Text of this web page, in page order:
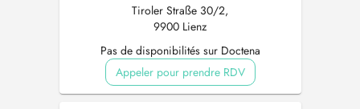
Tiroler Straße 30/2,
9900 Lienz
Pas de disponibilités sur Doctena
Appeler pour prendre RDV